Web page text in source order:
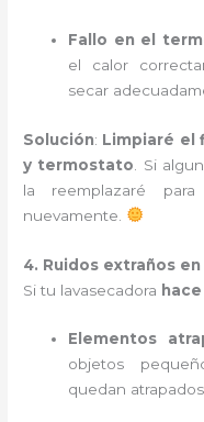
Fallo en el
el calor
secar
Solución: Limpiaré el
y termostato . Si
la reemplazaré
nuevamente.
4. Ruidos extraños
Si tu lavasecadora
Elementos
objetos
quedan